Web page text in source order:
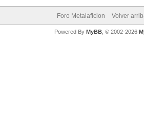
Foro Metalaficion Volver
Powered By MyBB, © 2002-2026